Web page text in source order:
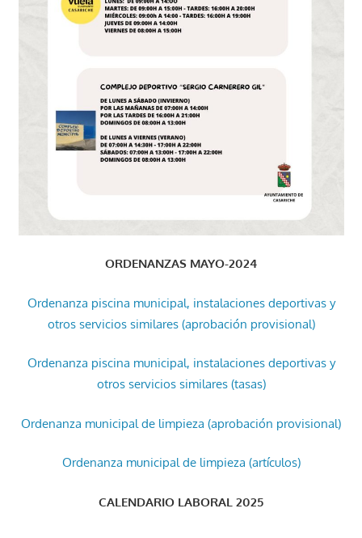
ORDENANZAS MAYO-2024
Ordenanza piscina municipal, instalaciones deportivas y
otros servicios similares (aprobación provisional)
Ordenanza piscina municipal, instalaciones deportivas y
otros servicios similares (tasas)
Ordenanza municipal de limpieza (aprobación provisional)
Ordenanza municipal de limpieza (artículos)
CALENDARIO LABORAL 2025